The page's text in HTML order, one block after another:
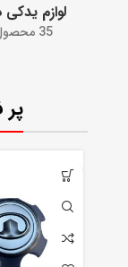
لوازم یدکی
35 محصول